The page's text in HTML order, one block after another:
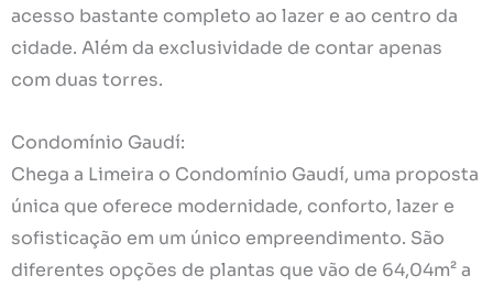
acesso bastante completo ao lazer e ao centro da
cidade. Além da exclusividade de contar apenas
com duas torres.
Condomínio Gaudí:
Chega a Limeira o Condomínio Gaudí, uma proposta
única que oferece modernidade, conforto, lazer e
sofisticação em um único empreendimento. São
diferentes opções de plantas que vão de 64,04m² a